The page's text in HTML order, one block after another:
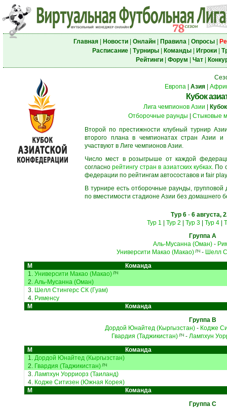
Главная| Новости| Онлайн| Правила| Опросы|
Расписание| Турниры| Команды| Игроки|
Рейтинги| Форум Чат|
Европа
Азия
Кубок
Лига чемпионов Азии
Отборочные раунды
Стыковые
Второй по престижности клубный турнир
второго плана в чемпионатах стран Азии
участвуют в Лиге чемпионов Азии.
Число мест в розыгрыше от каждой
согласнорейтингу стран в азиатских кубках. По
федерации по рейтингам автосоставов и fair
В турнире есть отборочные раунды,
по вместимости стадионе Азии без домашнего
Тур 6 - 6 августа,
Тур 1
Тур 2 Тур 3| Тур 4|
Группа A
Аль-Мусанна (Оман)-
Университи Макао (Макао)ЛЧ- Шелл
М
Команда
1. Университи Макао (Макао)ЛЧ
2. Аль-Мусанна (Оман)
3. Шелл Стингерс СК (Гуам)
4. Рименсу
М
Команда
Группа B
Дордой Юнайтед (Кыргызстан)- Кодже
Гвардия (Таджикистан) ЛЧ - Лампхун
М
Команда
1. Дордой Юнайтед (Кыргызстан)
2. Гвардия (Таджикистан)ЛЧ
3. Лампхун Уорриорз (Таиланд)
4. Кодже Ситизен (Южная Корея)
М
Команда
Группа C